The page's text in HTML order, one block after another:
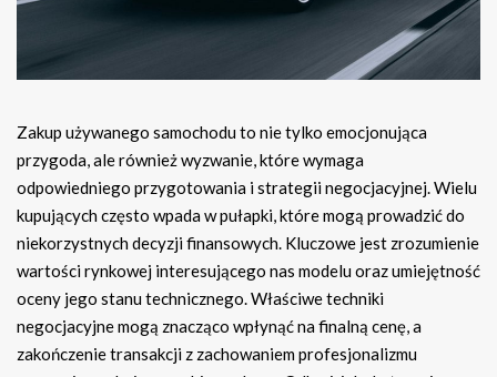
Zakup używanego samochodu to nie tylko emocjonująca
przygoda, ale również wyzwanie, które wymaga
odpowiedniego przygotowania i strategii negocjacyjnej. Wielu
kupujących często wpada w pułapki, które mogą prowadzić do
niekorzystnych decyzji finansowych. Kluczowe jest zrozumienie
wartości rynkowej interesującego nas modelu oraz umiejętność
oceny jego stanu technicznego. Właściwe techniki
negocjacyjne mogą znacząco wpłynąć na finalną cenę, a
zakończenie transakcji z zachowaniem profesjonalizmu